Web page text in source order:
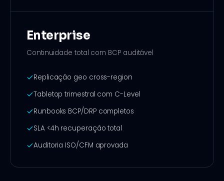
Enterprise
Continuidade total com BCP auditável
Replicação geo cross-region
Tabletop trimestral com C-Level
Runbooks BCP/DRP completos
SLA <4h recuperação total
Auditoria ISO/CFM aprovada